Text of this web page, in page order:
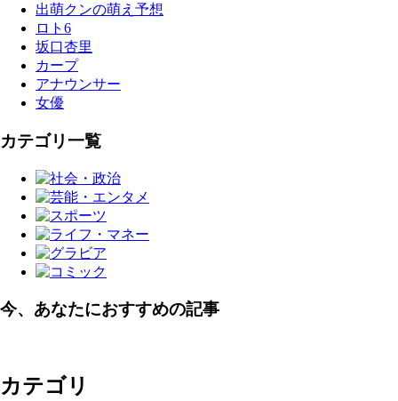
出萌クンの萌え予想
ロト6
坂口杏里
カープ
アナウンサー
女優
カテゴリ一覧
今、あなたにおすすめの記事
カテゴリ